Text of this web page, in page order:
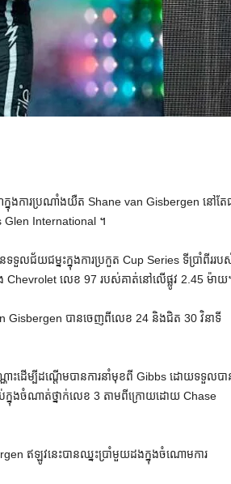
ក្នុងការប្រណាំងយឺត Shane van Gisbergen នៅតែ
Glen International ។
ទទួលជ័យជម្នះក្នុងការប្រកួត Cup Series ទីប្រាំពីររប
Chevrolet លេខ 97 របស់គាត់នៅលើផ្លូវ 2.45 ម៉ាយ
បានចេញពីលេខ 24 និងជិត 30 វិនាទី
ោះដើម្បីដណ្តើមបានការនាំមុខពី Gibbs ដោយទទួលបា
ក្នុងចំណាត់ថ្នាក់លេខ 3 តាមពីក្រោយដោយ Chase
ឥឡូវនេះបានឈ្នះប្រាំមួយដងក្នុងចំណោមការ